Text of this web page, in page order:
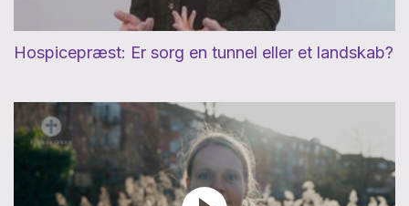
Hospicepræst: Er sorg en tunnel eller et landskab?